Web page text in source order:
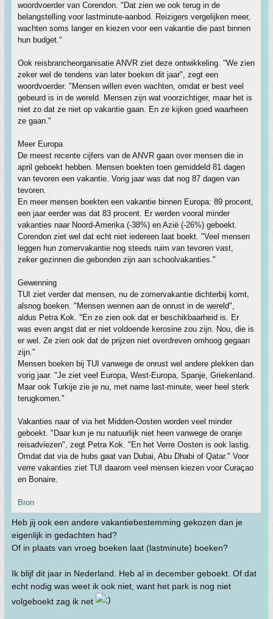
woordvoerder van Corendon. "Dat zien we ook terug in de
belangstelling voor lastminute-aanbod. Reizigers vergelijken meer,
wachten soms langer en kiezen voor een vakantie die past binnen
hun budget."
Ook reisbrancheorganisatie ANVR ziet deze ontwikkeling. "We zien
zeker wel de tendens van later boeken dit jaar", zegt een
woordvoerder. "Mensen willen even wachten, omdat er best veel
gebeurd is in de wereld. Mensen zijn wat voorzichtiger, maar het is
niet zo dat ze niet op vakantie gaan. En ze kijken goed waarheen
ze gaan."
Meer Europa
De meest recente cijfers van de ANVR gaan over mensen die in
april geboekt hebben. Mensen boekten toen gemiddeld 81 dagen
van tevoren een vakantie. Vorig jaar was dat nog 87 dagen van
tevoren.
En meer mensen boekten een vakantie binnen Europa: 89 procent,
een jaar eerder was dat 83 procent. Er werden vooral minder
vakanties naar Noord-Amerika (-38%) en Azië (-26%) geboekt.
Corendon ziet wel dat echt niet iedereen laat boekt. "Veel mensen
leggen hun zomervakantie nog steeds ruim van tevoren vast,
zeker gezinnen die gebonden zijn aan schoolvakanties."
Gewenning
TUI ziet verder dat mensen, nu de zomervakantie dichterbij komt,
alsnog boeken. "Mensen wennen aan de onrust in de wereld",
aldus Petra Kok. "En ze zien ook dat er beschikbaarheid is. Er
was even angst dat er niet voldoende kerosine zou zijn. Nou, die is
er wel. Ze zien ook dat de prijzen niet overdreven omhoog gegaan
zijn."
Mensen boeken bij TUI vanwege de onrust wel andere plekken dan
vorig jaar. "Je ziet veel Europa, West-Europa, Spanje, Griekenland.
Maar ook Turkije zie je nu, met name last-minute, weer heel sterk
terugkomen."
Vakanties naar of via het Midden-Oosten worden veel minder
geboekt. "Daar kun je nu natuurlijk niet heen vanwege de oranje
reisadviezen", zegt Petra Kok. "En het Verre Oosten is ook lastig.
Omdat dat via de hubs gaat van Dubai, Abu Dhabi of Qatar." Voor
verre vakanties ziet TUI daarom veel mensen kiezen voor Curaçao
en Bonaire.
Bron
Heb jij ook een andere vakantiebestemming gekozen dan je
eigenlijk in gedachten had?
Of in plaats van vroeg boeken laat (lastminute) boeken?
Ik blijf dit jaar in Nederland. Heb al in december geboekt. Of dat
echt nodig was weet ik ook niet, want het park is nog niet
volgeboekt zag ik net